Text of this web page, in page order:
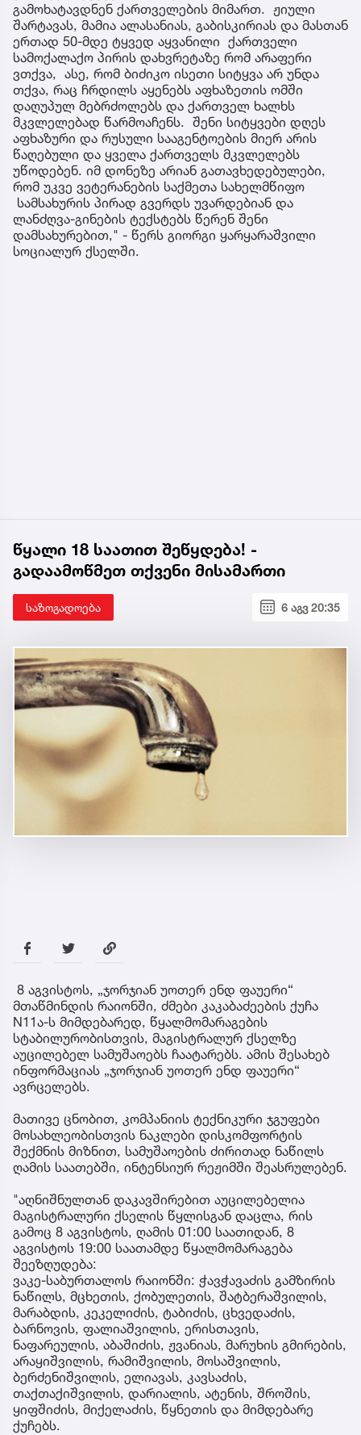
გამოხატავდნენ ქართველების მიმართ. ჟიული
შარტავას, მამია ალასანიას, გაბისკირიას და მასთან
ერთად 50-მდე ტყვედ აყვანილი ქართველი
სამოქალაქო პირის დახვრეტაზე რომ არაფერი
ვთქვა, ასე, რომ ბიძიკო ისეთი სიტყვა არ უნდა
თქვა, რაც ჩრდილს აყენებს აფხაზეთის ომში
დაღუპულ მებრძოლებს და ქართველ ხალხს
მკვლელებად წარმოაჩენს. შენი სიტყვები დღეს
აფხაზური და რუსული სააგენტოების მიერ არის
წაღებული და ყველა ქართველს მკვლელებს
უწოდებენ. იმ დონეზე არიან გათავხედებულები,
რომ უკვე ვეტერანების საქმეთა სახელმწიფო
სამსახურის პირად გვერდს უვარდებიან და
ლანძღვა-გინების ტექსტებს წერენ შენი
დამსახურებით," - წერს გიორგი ყარყარაშვილი
სოციალურ ქსელში.
წყალი 18 საათით შეწყდება! -
გადაამოწმეთ თქვენი მისამართი
საზოგადოება 6 აგვ 20:35
8 აგვისტოს, „ჯორჯიან უოთერ ენდ ფაუერი“
მთაწმინდის რაიონში, ძმები კაკაბაძეების ქუჩა
N11ა-ს მიმდებარედ, წყალმომარაგების
სტაბილურობისთვის, მაგისტრალურ ქსელზე
აუცილებელ სამუშაოებს ჩაატარებს. ამის შესახებ
ინფორმაციას „ჯორჯიან უოთერ ენდ ფაუერი“
ავრცელებს.
მათივე ცნობით, კომპანიის ტექნიკური ჯგუფები
მოსახლეობისთვის ნაკლები დისკომფორტის
შექმნის მიზნით, სამუშაოების ძირითად ნაწილს
ღამის საათებში, ინტენსიურ რეჟიმში შეასრულებენ.
"აღნიშნულთან დაკავშირებით აუცილებელია
მაგისტრალური ქსელის წყლისგან დაცლა, რის
გამოც 8 აგვისტოს, ღამის 01:00 საათიდან, 8
აგვისტოს 19:00 საათამდე წყალმომარაგება
შეეზღუდება:
ვაკე-საბურთალოს რაიონში: ჭავჭავაძის გამზირის
ნაწილს, მცხეთის, ქობულეთის, შატბერაშვილის,
მარაბდის, კეკელიძის, ტაბიძის, ცხვედაძის,
ბარნოვის, ფალიაშვილის, ერისთავის,
ნაფარეულის, აბაშიძის, ჟვანიას, მარუხის გმირების,
არაყიშვილის, რამიშვილის, მოსაშვილის,
ბერძენიშვილის, ელიავას, კავსაძის,
თაქთაქიშვილის, დარიალის, ატენის, შროშის,
ყიფშიძის, მიქელაძის, წყნეთის და მიმდებარე
ქუჩებს.